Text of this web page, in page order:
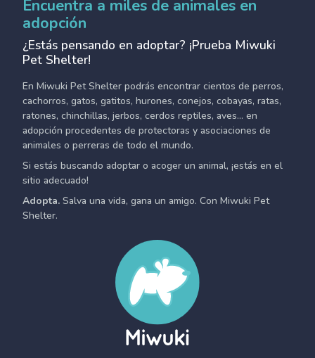
Encuentra a miles de animales en
adopción
¿Estás pensando en adoptar? ¡Prueba Miwuki
Pet Shelter!
En Miwuki Pet Shelter podrás encontrar cientos de perros,
cachorros, gatos, gatitos, hurones, conejos, cobayas, ratas,
ratones, chinchillas, jerbos, cerdos reptiles, aves... en
adopción procedentes de protectoras y asociaciones de
animales o perreras de todo el mundo.
Si estás buscando adoptar o acoger un animal, ¡estás en el
sitio adecuado!
Adopta. Salva una vida, gana un amigo. Con Miwuki Pet
Shelter.